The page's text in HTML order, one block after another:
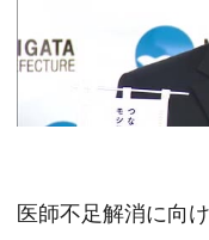
医師不足解消に向